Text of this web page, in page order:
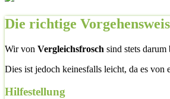
Die richtige
Wir von Vergleichsfrosch sind stets
Dies ist jedoch keinesfalls leicht, da es
Hilfestellung